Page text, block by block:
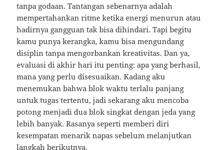
tanpa godaan. Tantangan sebenarnya adalah
mempertahankan ritme ketika energi menurun atau
hadirnya gangguan tak bisa dihindari. Tapi begitu
kamu punya kerangka, kamu bisa mengundang
disiplin tanpa mengorbankan kreativitas. Dan ya,
evaluasi di akhir hari itu penting: apa yang berhasil,
mana yang perlu disesuaikan. Kadang aku
menemukan bahwa blok waktu terlalu panjang
untuk tugas tertentu, jadi sekarang aku mencoba
potong menjadi dua blok singkat dengan jeda yang
lebih banyak. Rasanya seperti memberi diri
kesempatan menarik napas sebelum melanjutkan
langkah berikutnya.